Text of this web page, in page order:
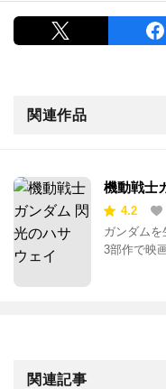
関連作品
機動戦士
4.2
ガンダムを
3部作で映
関連記事